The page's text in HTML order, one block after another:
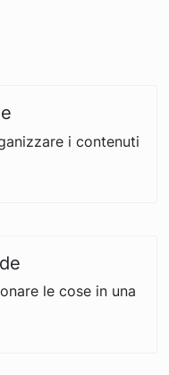
i contenuti
le cose in una